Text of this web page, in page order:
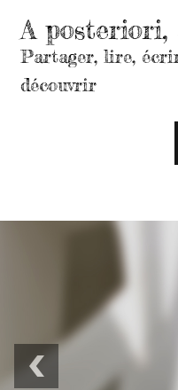
A
Partager, lire,
découvrir